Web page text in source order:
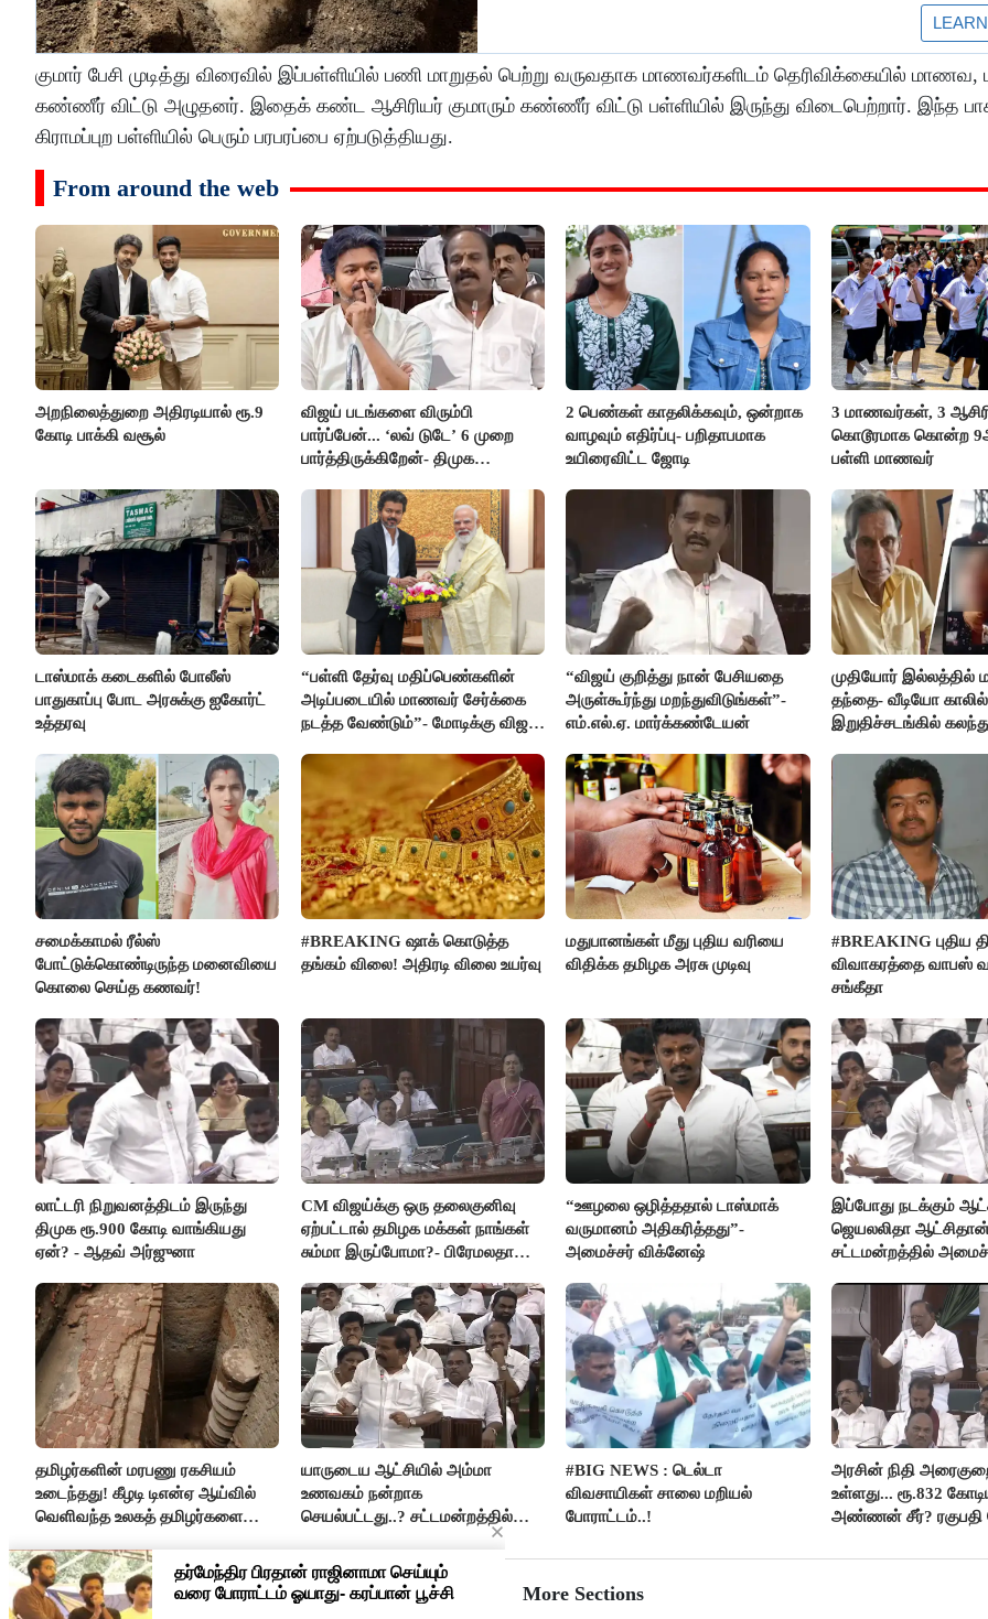
குமார் பேசி முடித்து விரைவில் இப்பள்ளியில் பணி மாறுதல் பெற்று வருவதாக மாணவர்களிடம் தெரிவிக்கையில்
கண்ணீர் விட்டு அழுதனர். இதைக் கண்ட ஆசிரியர் குமாரும் கண்ணீர் விட்டு பள்ளியில் இருந்து விடைபெற்றார். இந்த
கிராமப்புற பள்ளியில் பெரும் பரபரப்பை ஏற்படுத்தியது.
From around the web
அறநிலைத்துறை அதிரடியால் ரூ.9
கோடி பாக்கி வசூல்
விஜய் படங்களை விரும்பி
பார்ப்பேன்... ‘லவ் டுடே’ 6 முறை
பார்த்திருக்கிறேன்- திமுக
2 பெண்கள் காதலிக்கவும், ஒன்றாக
வாழவும் எதிர்ப்பு- பறிதாபமாக
உயிரைவிட்ட ஜோடி
3 மாணவர்கள், 3
கொடூரமாக கொன்ற
பள்ளி மாணவர்
டாஸ்மாக் கடைகளில் போலீஸ்
பாதுகாப்பு போட அரசுக்கு ஐகோர்ட்
உத்தரவு
“பள்ளி தேர்வு மதிப்பெண்களின்
அடிப்படையில் மாணவர் சேர்க்கை
நடத்த வேண்டும்”- மோடிக்கு விஜய்
“விஜய் குறித்து நான் பேசியதை
அருள்கூர்ந்து மறந்துவிடுங்கள்”-
எம்.எல்.ஏ. மார்க்கண்டேயன்
முதியோர்
தந்தை- வீடியோ காலில்
இறுதிச்சடங்கில்
சமைக்காமல் ரீல்ஸ்
போட்டுக்கொண்டிருந்த மனைவியை
கொலை செய்த கணவர்!
#BREAKING ஷாக் கொடுத்த
தங்கம் விலை! அதிரடி விலை உயர்வு
மதுபானங்கள் மீது புதிய வரியை
விதிக்க தமிழக அரசு முடிவு
#BREAKING புதிய
விவாகரத்தை வாபஸ்
சங்கீதா
லாட்டரி நிறுவனத்திடம் இருந்து
திமுக ரூ.900 கோடி வாங்கியது
ஏன்? - ஆதவ் அர்ஜுனா
CM விஜய்க்கு ஒரு தலைகுனிவு
ஏற்பட்டால் தமிழக மக்கள் நாங்கள்
சும்மா இருப்போமா?- பிரேமலதா
“ஊழலை ஒழித்ததால் டாஸ்மாக்
வருமானம் அதிகரித்தது”-
அமைச்சர் விக்னேஷ்
இப்போது நடக்கும்
ஜெயலலிதா
சட்டமன்றத்தில்
தமிழர்களின் மரபணு ரகசியம்
உடைந்தது! கீழடி டிஎன்ஏ ஆய்வில்
வெளிவந்த உலகத் தமிழர்களை
யாருடைய ஆட்சியில் அம்மா
உணவகம் நன்றாக
செயல்பட்டது..? சட்டமன்றத்தில்
#BIG NEWS : டெல்டா
விவசாயிகள் சாலை மறியல்
போராட்டம்..!
அரசின் நிதி
உள்ளது... ரூ.832
அண்ணன் சீர்? ரகுபதி
More Sections